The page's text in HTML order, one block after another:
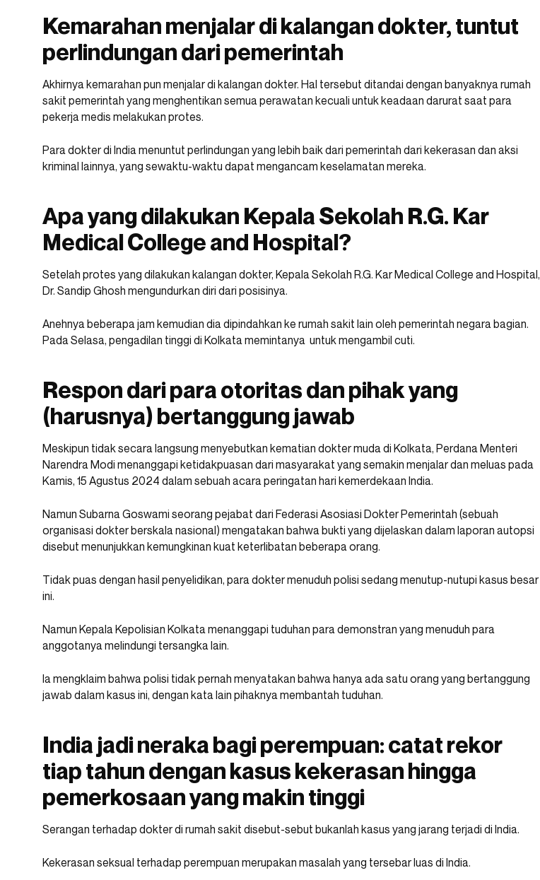
Kemarahan menjalar di kalangan dokter, tuntut
perlindungan dari pemerintah
Akhirnya kemarahan pun menjalar di kalangan dokter. Hal tersebut ditandai dengan banyaknya rumah
sakit pemerintah yang menghentikan semua perawatan kecuali untuk keadaan darurat saat para
pekerja medis melakukan protes.
Para dokter di India menuntut perlindungan yang lebih baik dari pemerintah dari kekerasan dan aksi
kriminal lainnya, yang sewaktu-waktu dapat mengancam keselamatan mereka.
Apa yang dilakukan Kepala Sekolah R.G. Kar
Medical College and Hospital?
Setelah protes yang dilakukan kalangan dokter, Kepala Sekolah R.G. Kar Medical College and Hospital,
Dr. Sandip Ghosh mengundurkan diri dari posisinya.
Anehnya beberapa jam kemudian dia dipindahkan ke rumah sakit lain oleh pemerintah negara bagian.
Pada Selasa, pengadilan tinggi di Kolkata memintanya untuk mengambil cuti.
Respon dari para otoritas dan pihak yang
(harusnya) bertanggung jawab
Meskipun tidak secara langsung menyebutkan kematian dokter muda di Kolkata, Perdana Menteri
Narendra Modi menanggapi ketidakpuasan dari masyarakat yang semakin menjalar dan meluas pada
Kamis, 15 Agustus 2024 dalam sebuah acara peringatan hari kemerdekaan India.
Namun Subarna Goswami seorang pejabat dari Federasi Asosiasi Dokter Pemerintah (sebuah
organisasi dokter berskala nasional) mengatakan bahwa bukti yang dijelaskan dalam laporan autopsi
disebut menunjukkan kemungkinan kuat keterlibatan beberapa orang.
Tidak puas dengan hasil penyelidikan, para dokter menuduh polisi sedang menutup-nutupi kasus besar
ini.
Namun Kepala Kepolisian Kolkata menanggapi tuduhan para demonstran yang menuduh para
anggotanya melindungi tersangka lain.
Ia mengklaim bahwa polisi tidak pernah menyatakan bahwa hanya ada satu orang yang bertanggung
jawab dalam kasus ini, dengan kata lain pihaknya membantah tuduhan.
India jadi neraka bagi perempuan: catat rekor
tiap tahun dengan kasus kekerasan hingga
pemerkosaan yang makin tinggi
Serangan terhadap dokter di rumah sakit disebut-sebut bukanlah kasus yang jarang terjadi di India.
Kekerasan seksual terhadap perempuan merupakan masalah yang tersebar luas di India.